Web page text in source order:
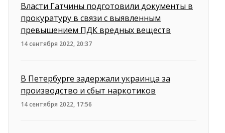
Власти Гатчины подготовили документы в
прокуратуру в связи с выявленным
превышением ПДК вредных веществ
14 сентября 2022, 20:37
В Петербурге задержали украинца за
производство и сбыт наркотиков
14 сентября 2022, 17:56